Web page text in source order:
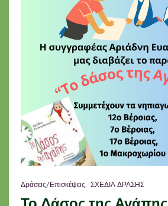
Δράσεις/Επισκέψεις ΣΧΕΔΙΑ ΔΡΑΣΗΣ